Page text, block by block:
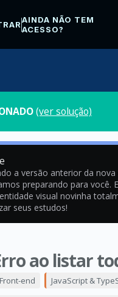
AINDA NÃO TEM
ACESSO?
(ver solução)
a versão anterior da nova
preparando para você.
visual novinha
seus estudos!
ao listar
Front-end JavaScript &